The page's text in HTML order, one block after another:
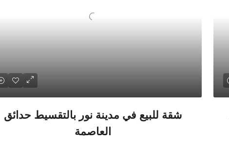
شقة للبيع في مدينة نور بالتقسيط حدائق
العاصمة